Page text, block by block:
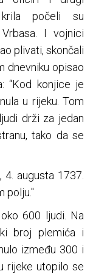
krila počeli su
I vojnici
plivati, skončali
dnevniku opisao
“Kod konjice je
u rijeku. Tom
drži za jedan
tako da se
4. augusta 1737.
polju."
600 ljudi. Na
broj plemića i
između 300 i
rijeke utopilo se